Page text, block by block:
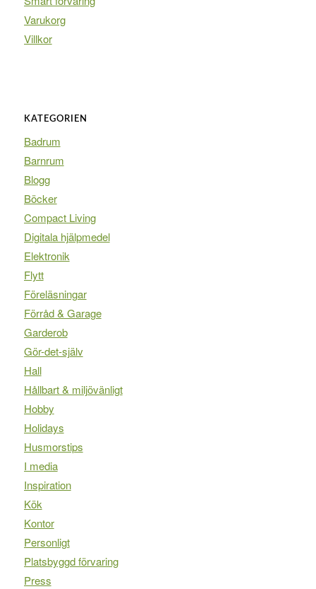
Varukorg
Villkor
KATEGORIEN
Badrum
Barnrum
Blogg
Böcker
Compact Living
Digitala hjälpmedel
Elektronik
Flytt
Föreläsningar
Förråd & Garage
Garderob
Gör-det-själv
Hall
Hållbart & miljövänligt
Hobby
Holidays
Husmorstips
I media
Inspiration
Kök
Kontor
Personligt
Platsbyggd förvaring
Press